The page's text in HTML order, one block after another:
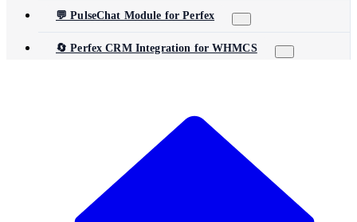
💬 PulseChat Module for Perfex
🔄 Perfex CRM Integration for WHMCS